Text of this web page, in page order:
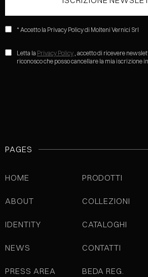
* Accetto la Privacy Policy di Molteni Vernici Srl
Letta la Privacy Policy, accetto di ricevere
riconosco che posso cancellare la mia iscrizione
PAGES
HOME
ABOUT
IDENTITY
NEWS
PRESS AREA
PRODOTTI
COLLEZIONI
CATALOGHI
CONTATTI
BEDA REG.